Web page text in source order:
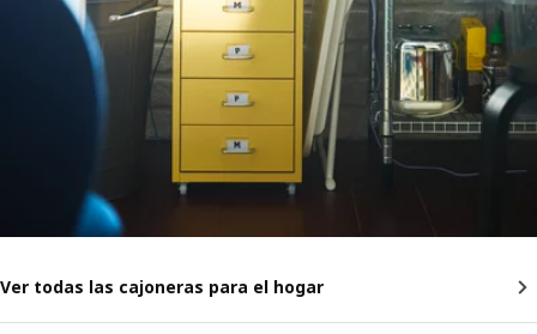
Ver todas las cajoneras para el hogar